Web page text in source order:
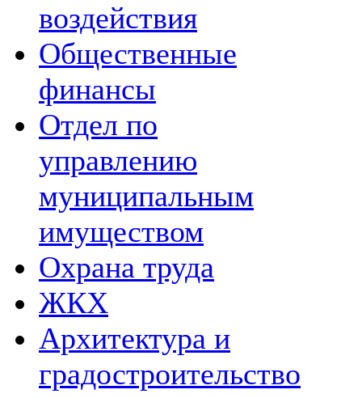
воздействия
Общественные
финансы
Отдел по
управлению
муниципальным
имуществом
Охрана труда
ЖКХ
Архитектура и
градостроительство